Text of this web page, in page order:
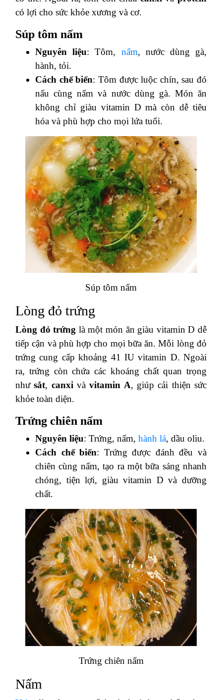
có lợi cho sức khỏe xương và cơ.
Súp tôm nấm
Nguyên liệu: Tôm, nấm, nước dùng gà,
hành, tỏi.
Cách chế biến: Tôm được luộc chín, sau đó
nấu cùng nấm và nước dùng gà. Món ăn
không chỉ giàu vitamin D mà còn dễ tiêu
hóa và phù hợp cho mọi lứa tuổi.
Súp tôm nấm
Lòng đỏ trứng
Lòng đỏ trứng là một món ăn giàu vitamin D dễ
tiếp cận và phù hợp cho mọi bữa ăn. Mỗi lòng đỏ
trứng cung cấp khoảng 41 IU vitamin D. Ngoài
ra, trứng còn chứa các khoáng chất quan trọng
nhưsắt, canxivàvitamin A, giúp cải thiện sức
khỏe toàn diện.
Trứng chiên nấm
Nguyên liệu: Trứng, nấm, hành lá, dầu oliu.
Cách chế biến: Trứng được đánh đều và
chiên cùng nấm, tạo ra một bữa sáng nhanh
chóng, tiện lợi, giàu vitamin D và dưỡng
chất.
Trứng chiên nấm
Nấm